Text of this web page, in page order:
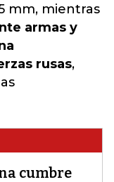
mm, mientras
armas y
rusas,
cumbre